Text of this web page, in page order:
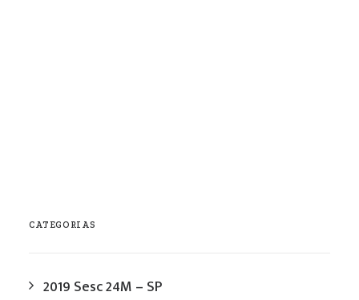
CATEGORIAS
2019 Sesc 24M – SP